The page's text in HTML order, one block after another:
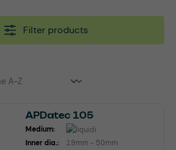
Filter products
APDatec 105
Medium:
Inner dia.:
19mm - 50mm